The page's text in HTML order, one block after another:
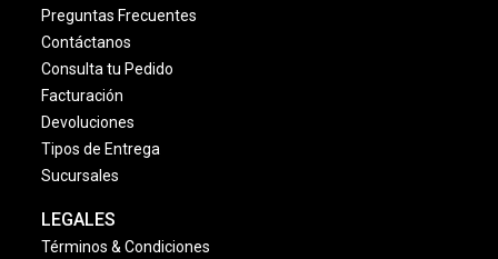
Preguntas Frecuentes
Contáctanos
Consulta tu Pedido
Facturación
Devoluciones
Tipos de Entrega
Sucursales
LEGALES
Términos & Condiciones